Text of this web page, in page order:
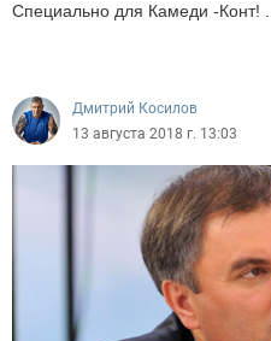
Специально для Камеди -Конт! ...
Дмитрий Косилов
13 августа 2018 г. 13:03